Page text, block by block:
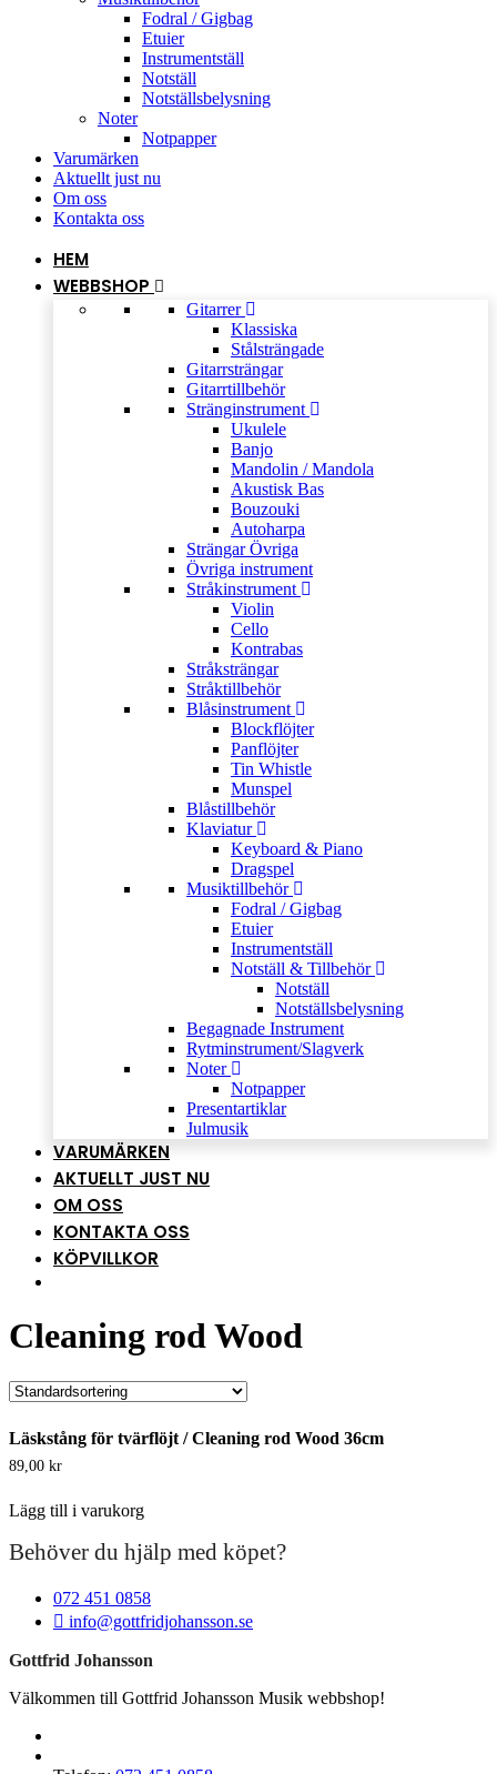
Fodral / Gigbag
Etuier
Instrumentställ
Notställ
Notställsbelysning
Noter
Notpapper
Varumärken
Aktuellt just nu
Om oss
Kontakta oss
HEM
WEBBSHOP
Gitarrer
Klassiska
Stålsträngade
Gitarrsträngar
Gitarrtillbehör
Stränginstrument
Ukulele
Banjo
Mandolin / Mandola
Akustisk Bas
Bouzouki
Autoharpa
Strängar Övriga
Övriga instrument
Stråkinstrument
Violin
Cello
Kontrabas
Stråksträngar
Stråktillbehör
Blåsinstrument
Blockflöjter
Panflöjter
Tin Whistle
Munspel
Blåstillbehör
Klaviatur
Keyboard & Piano
Dragspel
Musiktillbehör
Fodral / Gigbag
Etuier
Instrumentställ
Notställ & Tillbehör
Notställ
Notställsbelysning
Begagnade Instrument
Rytminstrument/Slagverk
Noter
Notpapper
Presentartiklar
Julmusik
VARUMÄRKEN
AKTUELLT JUST NU
OM OSS
KONTAKTA OSS
KÖPVILLKOR
Cleaning rod Wood
Läskstång för tvärflöjt / Cleaning rod Wood 36cm
89,00 kr
Lägg till i varukorg
Behöver du hjälp med köpet?
072 451 0858
info@gottfridjohansson.se
Gottfrid Johansson
Välkommen till Gottfrid Johansson Musik webbshop!